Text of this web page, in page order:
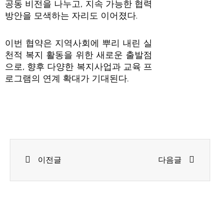
공동 비전을 나누고, 지속 가능한 협력
방안을 모색하는 자리도 이어졌다.
이번 협약은 지역사회에 뿌리 내린 실
천적 복지 활동을 위한 새로운 출발점
으로, 향후 다양한 복지사업과 교육 프
로그램의 연계 확대가 기대된다.
이전글 다음글